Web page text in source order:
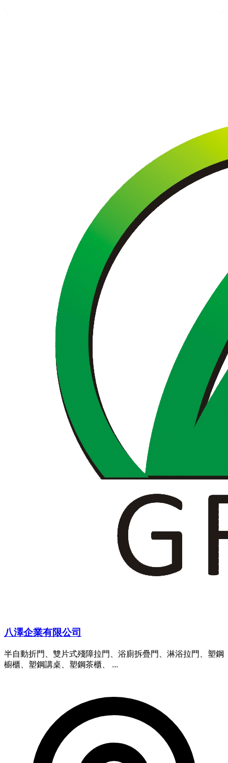
八澤企業有限公司
半自動折門、雙片式殘障拉門、浴廁拆疊門、淋浴拉門、塑鋼
櫥櫃、塑鋼講桌、塑鋼茶櫃、 ...